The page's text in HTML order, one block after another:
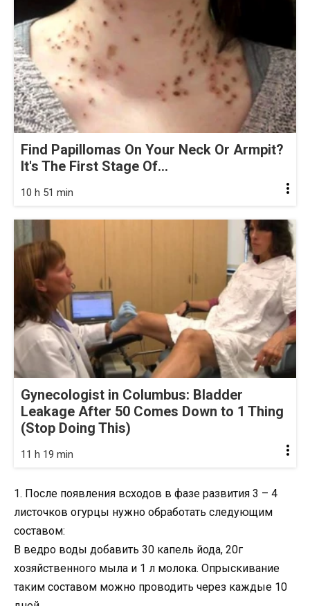
Find Papillomas On Your Neck Or Armpit?
It's The First Stage Of...
10 h 51 min
Gynecologist in Columbus: Bladder
Leakage After 50 Comes Down to 1 Thing
(Stop Doing This)
11 h 19 min
1. После появления всходов в фазе развития 3 – 4
листочков огурцы нужно обработать следующим
составом:
В ведро воды добавить 30 капель йода, 20г
хозяйственного мыла и 1 л молока. Опрыскивание
таким составом можно проводить через каждые 10